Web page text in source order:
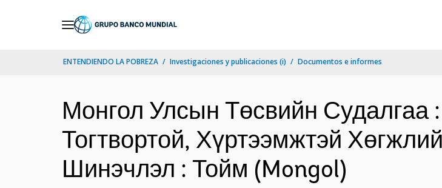
ENTENDIENDO LA POBREZA Investigaciones y publicaciones (i) Documentos e informes
Монгол Улсын Төсвийн Судалгаа
Тогтвортой, Хүртээмжтэй
Шинэчлэл : Тойм (Mongol)